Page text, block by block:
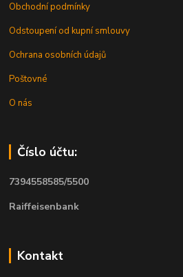
Obchodní podmínky
Odstoupení od kupní smlouvy
Ochrana osobních údajů
Poštovné
O nás
Číslo účtu:
7394558585/5500
Raiffeisenbank
Kontakt